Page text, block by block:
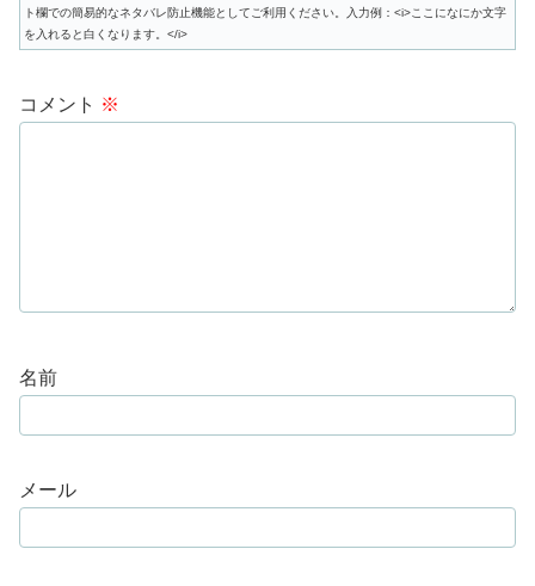
ト欄での簡易的なネタバレ防止機能としてご利用ください。入力例：<i>ここになにか文字
を入れると白くなります。</i>
コメント ※
名前
メール